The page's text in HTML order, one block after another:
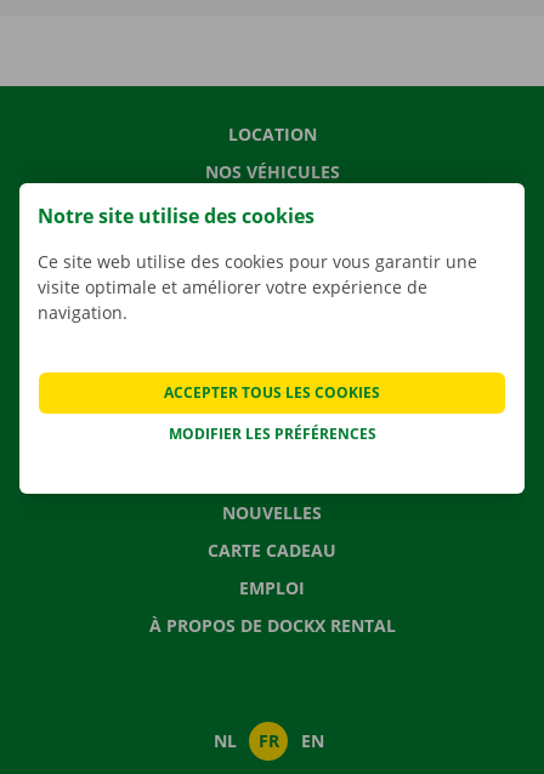
LOCATION
NOS VÉHICULES
NOS SERVICES
APPLI
CONTACTEZ NOUS
NOUVELLES
CARTE CADEAU
EMPLOI
À PROPOS DE DOCKX RENTAL
NL FR EN
Notre site utilise des cookies
Ce site web utilise des cookies pour vous garantir une
visite optimale et améliorer votre expérience de
navigation.
MODIFIER LES PRÉFÉRENCES
ACCEPTER TOUS LES COOKIES